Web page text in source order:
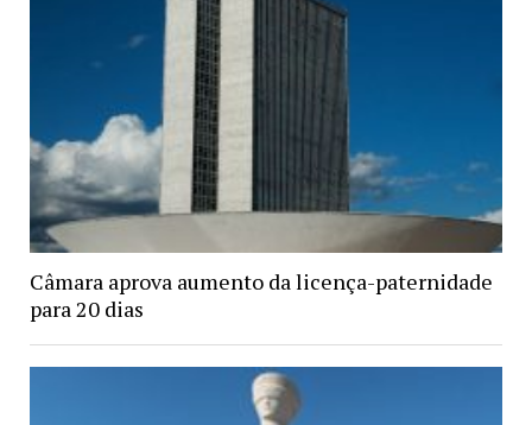
Câmara aprova aumento da licença-paternidade
para 20 dias